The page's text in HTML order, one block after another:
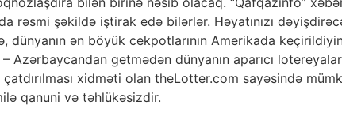
rəsmi şəkildə iştirak edə bilərlər. Həyatınızı
dünyanın ən böyük cekpotlarının Amerikada
Azərbaycandan getmədən dünyanın aparıcı
xidməti olan theLotter.com sayəsində
qanuni və təhlükəsizdir.